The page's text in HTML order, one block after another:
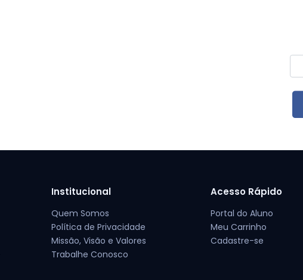
Institucional
Quem Somos
Política de Privacidade
Missão, Visão e Valores
Trabalhe Conosco
Acesso Rápido
Portal do Aluno
Meu Carrinho
Cadastre-se